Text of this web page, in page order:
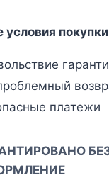
платежи